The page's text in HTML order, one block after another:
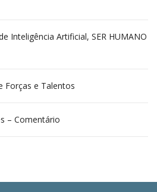
Inteligência Artificial, SER HUMANO
Forças e Talentos
– Comentário